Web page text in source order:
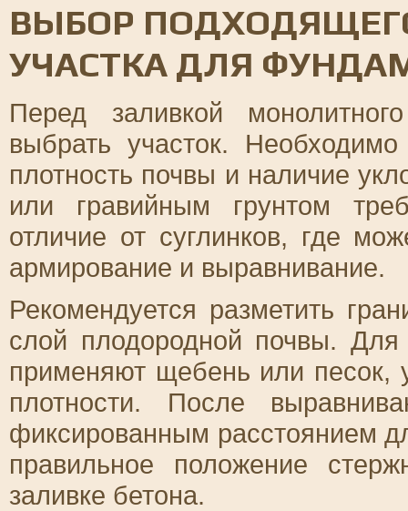
ВЫБОР
УЧАСТКА ДЛЯ
Перед заливкой
выбрать участок.
плотность почвы и наличие
или гравийным грунтом
отличие от суглинков, где
армирование и выравнивание.
Рекомендуется разметить
слой плодородной почвы. Для
применяют щебень или песок,
плотности. После
фиксированным расстоянием
правильное положение
заливке бетона.